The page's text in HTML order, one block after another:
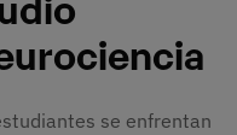
se enfrentan